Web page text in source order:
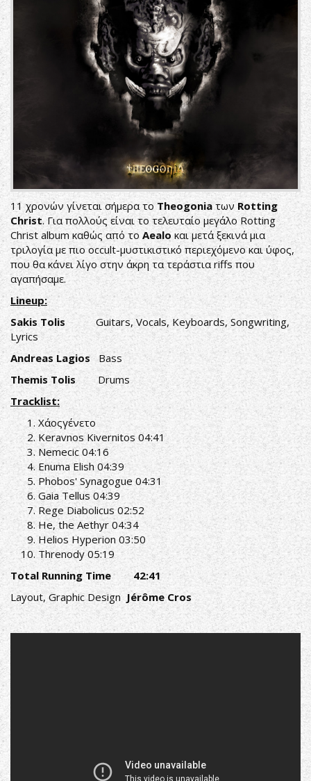
11 χρονών γίνεται σήμερα το Theogoniaτων Rotting
Christ. Για πολλούς είναι το τελευταίο μεγάλο Rotting
Christ album καθώς από το Aealo και μετά ξεκινά μια
τριλογία με πιο occult-μυστικιστικό περιεχόμενο και ύφος,
που θα κάνει λίγο στην άκρη τα τεράστια riffs που
αγαπήσαμε.
Lineup:
Sakis Tolis Guitars, Vocals, Keyboards, Songwriting,
Lyrics
Andreas LagiosBass
Themis TolisDrums
Tracklist:
Χάοςγένετο
Keravnos Kivernitos 04:41
Nemecic 04:16
Enuma Elish 04:39
Phobos' Synagogue 04:31
Gaia Tellus 04:39
Rege Diabolicus 02:52
He, the Aethyr 04:34
Helios Hyperion 03:50
Threnody 05:19
Total Running Time 42:41
Layout, Graphic Design Jérôme Cros